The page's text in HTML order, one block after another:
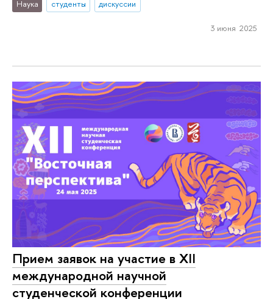
Наука студенты дискуссии
3 июня 2025
Прием заявок на участие в XII
международной научной
студенческой конференции